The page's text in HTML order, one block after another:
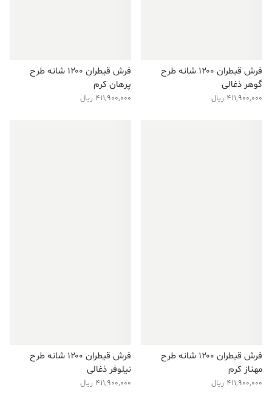
فرش قیطران ۱۲۰۰ شانه طرح
گوهر ذغالی
411,900,000 ریال
فرش قیطران ۱۲۰۰ شانه طرح
پرهان کرم
411,900,000 ریال
فرش قیطران ۱۲۰۰ شانه طرح
مهناز کرم
411,900,000 ریال
فرش قیطران ۱۲۰۰ شانه طرح
نیلوفر ذغالی
411,900,000 ریال